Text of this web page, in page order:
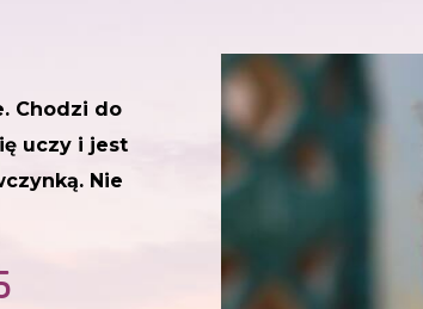
Chodzi do
uczy i jest
Nie